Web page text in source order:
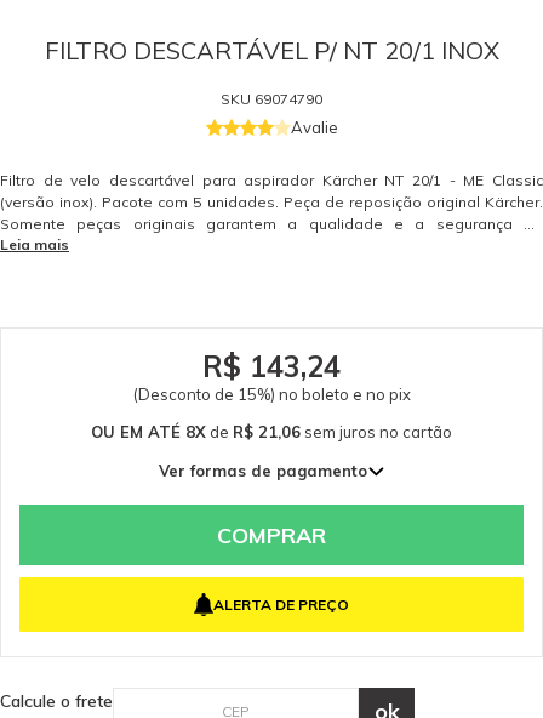
FILTRO DESCARTÁVEL P/ NT 20/1 INOX
SKU 69074790
Avalie
Filtro de velo descartável para aspirador Kärcher NT 20/1 - ME Classic
(versão inox). Pacote com 5 unidades. Peça de reposição original Kärcher.
Somente peças originais garantem a qualidade e a segurança do
equipamento e do operador. Caso tenha dúvidas consulte-nos. Itens
Leia mais
R$ 143,24
(Desconto de 15%) no boleto e no pix
OU EM ATÉ 8X de R$ 21,06 sem juros no cartão
Ver formas de pagamento
2x de R$ 84,26 sem juros
5x de R$ 33,70 sem juros
8x de R$ 21,06 sem juros
COMPRAR
ALERTA DE PREÇO
Calcule o frete